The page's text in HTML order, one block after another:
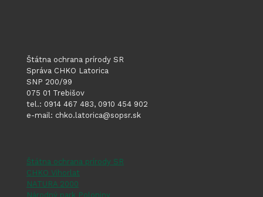
Štátna ochrana prírody SR
Správa CHKO Latorica
SNP 200/99
075 01 Trebišov
tel.: 0914 467 483, 0910 454 902
e-mail: chko.latorica@sopsr.sk
Štátna ochrana prírody SR
CHKO Vihorlat
NATURA 2000
Národný park Poloniny